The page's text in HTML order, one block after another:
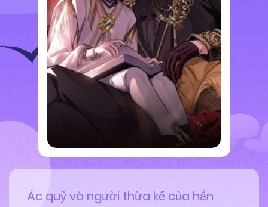
Ác quỷ và người thừa kế của hắn